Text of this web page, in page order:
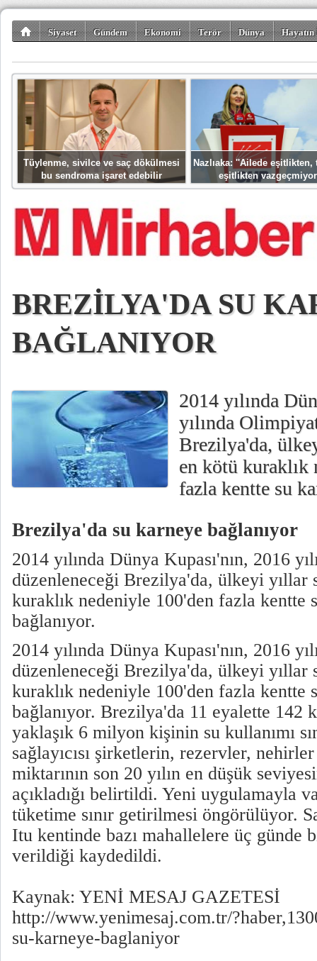
Siyaset Gündem Ekonomi Terör Dünya
Tüylenme, sivilce ve saç dökülmesi
bu sendroma işaret edebilir
Nazlıaka: ''Ailede eşitlikten,
eşitlikten
BREZİLYA'DA SU
BAĞLANIYOR
2014 yılında
yılında
Brezilya'da,
en kötü kuraklık
fazla kentte su
Brezilya'da su karneye bağlanıyor
2014 yılında Dünya Kupası'nın, 2016
düzenleneceği Brezilya'da, ülkeyi yıllar
kuraklık nedeniyle 100'den fazla kentte
bağlanıyor.
2014 yılında Dünya Kupası'nın, 2016
düzenleneceği Brezilya'da, ülkeyi yıllar
kuraklık nedeniyle 100'den fazla kentte
bağlanıyor. Brezilya'da 11 eyalette 142
yaklaşık 6 milyon kişinin su kullanımı
sağlayıcısı şirketlerin, rezervler,
miktarının son 20 yılın en düşük
açıkladığı belirtildi. Yeni uygulamayla
tüketime sınır getirilmesi öngörülüyor.
Itu kentinde bazı mahallelere üç günde
verildiği kaydedildi.
Kaynak: YENİ MESAJ GAZETESİ
http://www.yenimesaj.com.tr/
su-karneye-baglaniyor